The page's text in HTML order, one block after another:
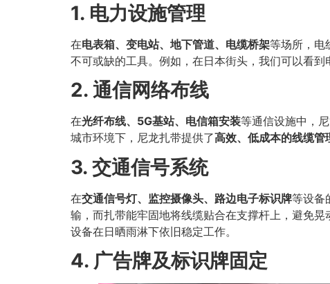
1. 电力设施管理
在电表箱、变电站、地下管道、电缆桥架等场所，电
不可或缺的工具。例如，在日本街头，我们可以看
2. 通信网络布线
在光纤布线、5G基站、电信箱安装等通信设施中，
城市环境下，尼龙扎带提供了高效、低成本的线缆管
3. 交通信号系统
在交通信号灯、监控摄像头、路边电子标识牌等设备
输，而扎带能牢固地将线缆贴合在支撑杆上，避免
设备在日晒雨淋下依旧稳定工作。
4. 广告牌及标识牌固定